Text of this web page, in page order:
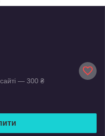
— 300 ₴